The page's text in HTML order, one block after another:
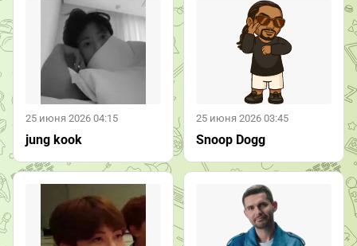
25 июня 2026 04:15
jung kook
25 июня 2026 03:45
Snoop Dogg